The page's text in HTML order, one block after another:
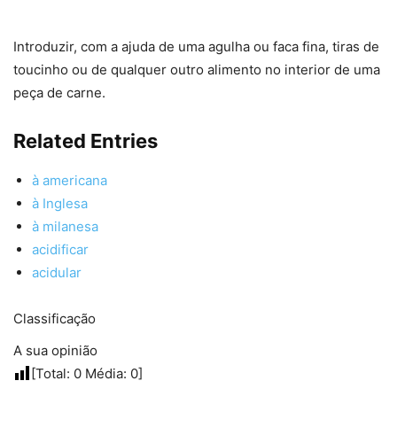
Introduzir, com a ajuda de uma agulha ou faca fina, tiras de
toucinho ou de qualquer outro alimento no interior de uma
peça de carne.
Related Entries
à americana
à Inglesa
à milanesa
acidificar
acidular
Classificação
A sua opinião
[Total: 0 Média: 0]